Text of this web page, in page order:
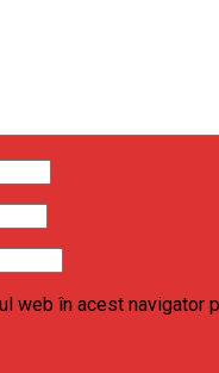
web în acest navigator